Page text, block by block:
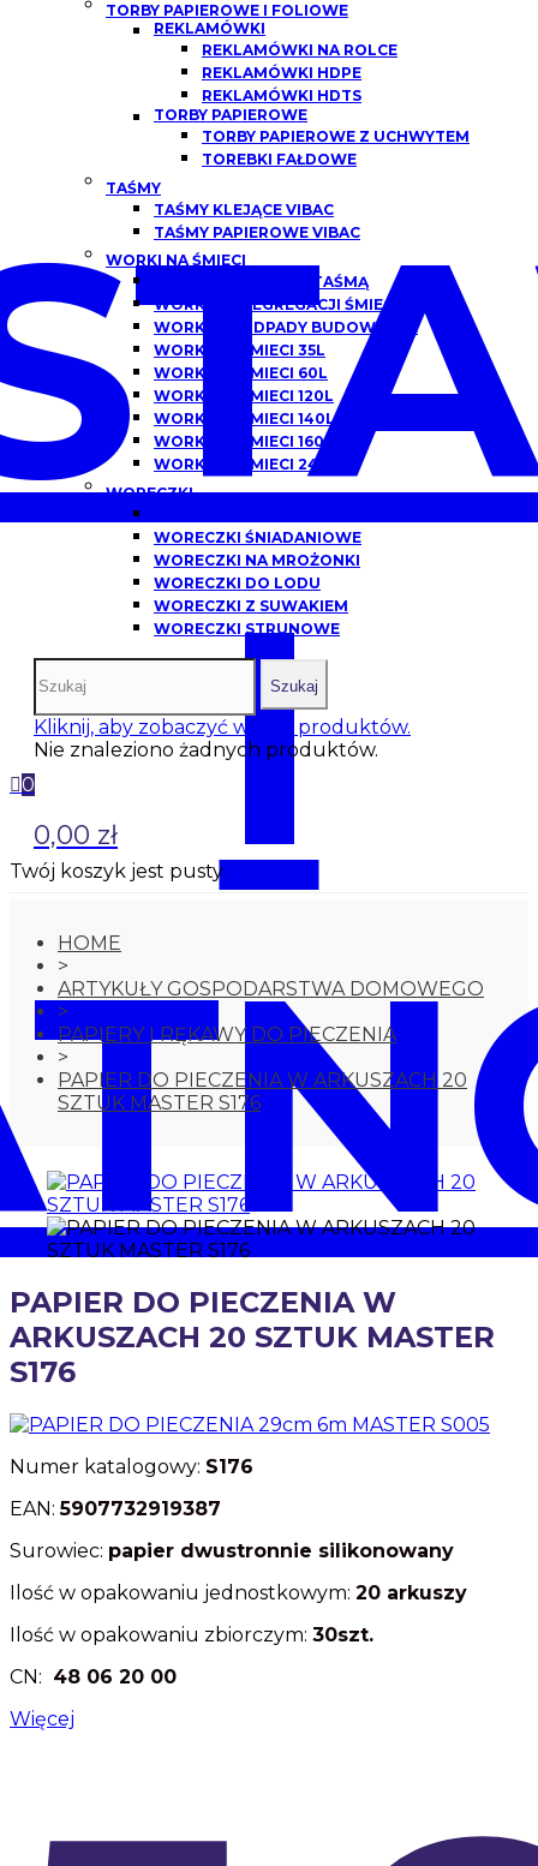
I
TORBY PAPIEROWE I FOLIOWE
REKLAMÓWKI
REKLAMÓWKI NA ROLCE
REKLAMÓWKI HDPE
REKLAMÓWKI HDTS
TORBY PAPIEROWE
TORBY PAPIEROWE Z UCHWYTEM
TOREBKI FAŁDOWE
TAŚMY
TAŚMY KLEJĄCE VIBAC
TAŚMY PAPIEROWE VIBAC
WORKI NA ŚMIECI
WORKI NA ŚMIECI Z TAŚMĄ
WORKI DO SEGREGACJI ŚMIECI
WORKI NA ODPADY BUDOWLANE
WORKI NA ŚMIECI 35L
WORKI NA ŚMIECI 60L
WORKI NA ŚMIECI 120L
WORKI NA ŚMIECI 140L
WORKI NA ŚMIECI 160L
WORKI NA ŚMIECI 240L
WORECZKI
WORECZKI ŚNIADANIOWE
WORECZKI NA MROŻONKI
WORECZKI DO LODU
WORECZKI Z SUWAKIEM
WORECZKI STRUNOWE
Szukaj
Kliknij, aby zobaczyć więcej produktów.
Nie znaleziono żadnych produktów.
0
0,00 zł
Twój koszyk jest pusty.
HOME
>
ARTYKUŁY GOSPODARSTWA DOMOWEGO
>
PAPIERY I RĘKAWY DO PIECZENIA
>
PAPIER DO PIECZENIA W ARKUSZACH 20
SZTUK MASTER S176
PAPIER DO PIECZENIA W
ARKUSZACH 20 SZTUK MASTER
S176
Numer katalogowy: S176
EAN:5907732919387
Surowiec: papier dwustronnie silikonowany
Ilość w opakowaniu jednostkowym: 20 arkuszy
Ilość w opakowaniu zbiorczym: 30szt.
CN: 48 06 20 00
Więcej